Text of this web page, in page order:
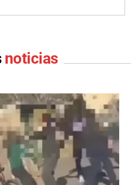
noticias